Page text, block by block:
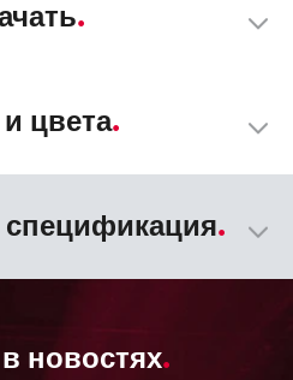
цвета
спецификация
новостях